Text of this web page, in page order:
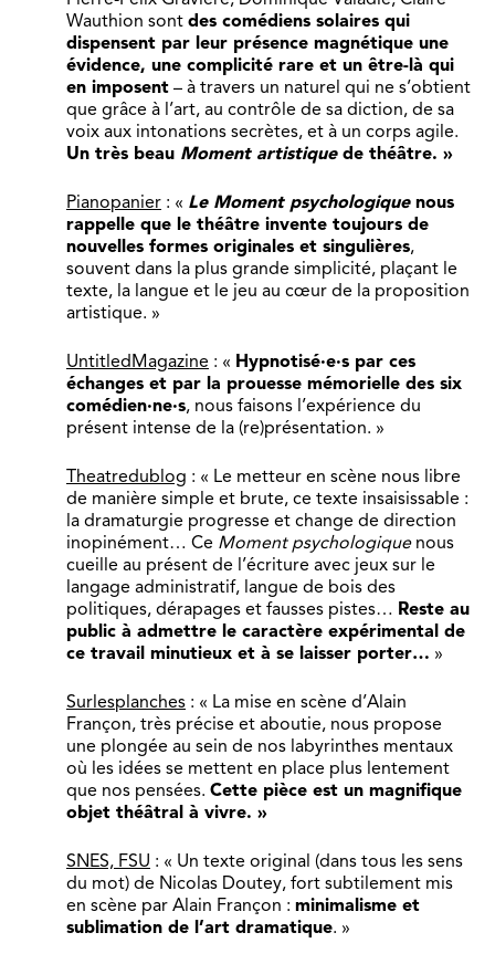
Wauthion sont des comédiens solaires qui
dispensent par leur présence magnétique une
évidence, une complicité rare et un être-là qui
en imposent – à travers un naturel qui ne s’obtient
que grâce à l’art, au contrôle de sa diction, de sa
voix aux intonations secrètes, et à un corps agile.
Un très beau Moment artistiquede théâtre. »
Pianopanier : « Le Moment psychologiquenous
rappelle que le théâtre invente toujours de
nouvelles formes originales et singulières,
souvent dans la plus grande simplicité, plaçant le
texte, la langue et le jeu au cœur de la proposition
artistique. »
UntitledMagazine : « Hypnotisé·e·s par ces
échanges et par la prouesse mémorielle des six
comédien·ne·s, nous faisons l’expérience du
présent intense de la (re)présentation. »
Theatredublog : « Le metteur en scène nous libre
de manière simple et brute, ce texte insaisissable :
la dramaturgie progresse et change de direction
inopinément… Ce Moment psychologique nous
cueille au présent de l’écriture avec jeux sur le
langage administratif, langue de bois des
politiques, dérapages et fausses pistes… Reste au
public à admettre le caractère expérimental de
ce travail minutieux et à se laisser porter… »
Surlesplanches : « La mise en scène d’Alain
Françon, très précise et aboutie, nous propose
une plongée au sein de nos labyrinthes mentaux
où les idées se mettent en place plus lentement
que nos pensées. Cette pièce est un magnifique
objet théâtral à vivre. »
SNES, FSU : « Un texte original (dans tous les sens
du mot) de Nicolas Doutey, fort subtilement mis
en scène par Alain Françon : minimalisme et
sublimation de l’art dramatique. »